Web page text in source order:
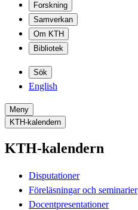
Forskning
Samverkan
Om KTH
Bibliotek
Sök
English
Meny
KTH-kalendern
KTH-kalendern
Disputationer
Föreläsningar och seminarier
Docentpresentationer